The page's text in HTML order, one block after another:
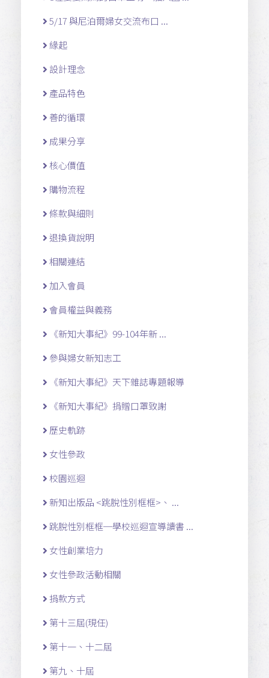
5/17 與尼泊爾婦女交流布口 ...
緣起
設計理念
產品特色
善的循環
成果分享
核心價值
購物流程
條款與細則
退換貨說明
相關連結
加入會員
會員權益與義務
《新知大事紀》99-104年新 ...
參與婦女新知志工
《新知大事紀》天下雜誌專題報導
《新知大事紀》捐贈口罩致謝
歷史軌跡
女性參政
校園巡迴
新知出版品 <跳脫性別框框>、 ...
跳脫性別框框─學校巡迴宣導讀書 ...
女性創業培力
女性參政活動相關
捐款方式
第十三屆(現任)
第十一 、十二 屆
第九、十屆